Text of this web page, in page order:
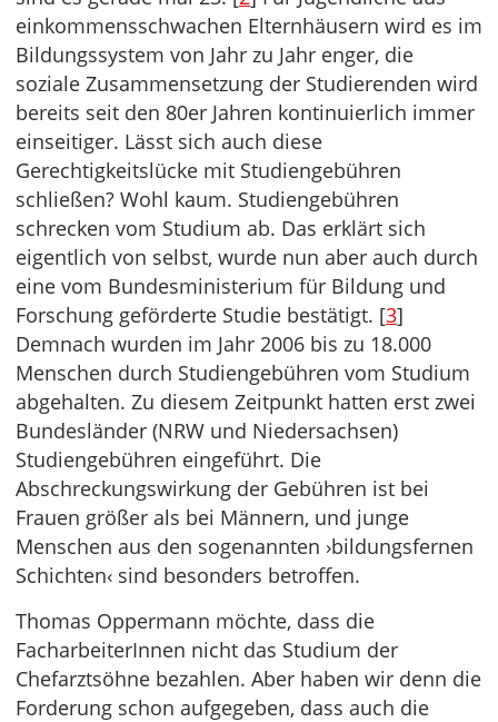
einkommensschwachen Elternhäusern wird es im
Bildungssystem von Jahr zu Jahr enger, die
soziale Zusammensetzung der Studierenden wird
bereits seit den 80er Jahren kontinuierlich immer
einseitiger. Lässt sich auch diese
Gerechtigkeitslücke mit Studiengebühren
schließen? Wohl kaum. Studiengebühren
schrecken vom Studium ab. Das erklärt sich
eigentlich von selbst, wurde nun aber auch durch
eine vom Bundesministerium für Bildung und
Forschung geförderte Studie bestätigt. [3]
Demnach wurden im Jahr 2006 bis zu 18.000
Menschen durch Studiengebühren vom Studium
abgehalten. Zu diesem Zeitpunkt hatten erst zwei
Bundesländer (NRW und Niedersachsen)
Studiengebühren eingeführt. Die
Abschreckungswirkung der Gebühren ist bei
Frauen größer als bei Männern, und junge
Menschen aus den sogenannten ›bildungsfernen
Schichten‹ sind besonders betroffen.
Thomas Oppermann möchte, dass die
FacharbeiterInnen nicht das Studium der
Chefarztsöhne bezahlen. Aber haben wir denn die
Forderung schon aufgegeben, dass auch die